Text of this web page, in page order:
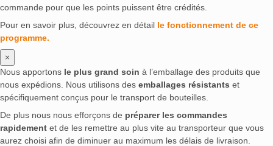
commande pour que les points puissent être crédités.
Pour en savoir plus, découvrez en détail le fonctionnement de ce
programme.
×
Nous apportons le plus grand soin à l’emballage des produits que
nous expédions. Nous utilisons des emballages résistants et
spécifiquement conçus pour le transport de bouteilles.
De plus nous nous efforçons de préparer les commandes
rapidement et de les remettre au plus vite au transporteur que vous
aurez choisi afin de diminuer au maximum les délais de livraison.